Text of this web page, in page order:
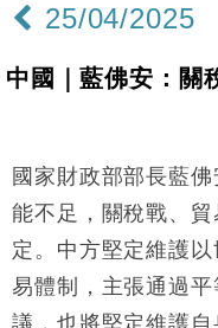
11:12
國際｜特朗普
15:59
財經｜SA售股
47仙
17:33
財經｜滙豐上
損失近6900萬
25/04/2025
中國｜藍佛安：關
國家財政部部長藍
能不足，關稅戰、
定。中方堅定維護
易體制，主張通過